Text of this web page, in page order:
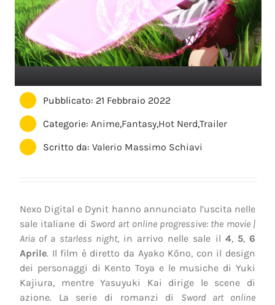
Pubblicato: 21 Febbraio 2022
Categorie:Anime,Fantasy,Hot Nerd,Trailer
Scritto da:Valerio Massimo Schiavi
Nexo Digital e Dynit hanno annunciato l’uscita nelle
sale italiane di Sword art online progressive: the movie |
Aria of a starless night, in arrivo nelle sale il 4,5,6
Aprile. Il film è diretto da Ayako Kōno, con il design
dei personaggi di Kento Toya e le musiche di Yuki
Kajiura, mentre Yasuyuki Kai dirige le scene di
azione. La serie di romanzi di Sword art online